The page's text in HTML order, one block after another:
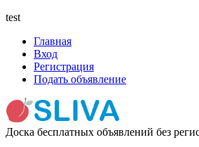
test
Главная
Вход
Регистрация
Подать объявление
Доска бесплатных объявлений без